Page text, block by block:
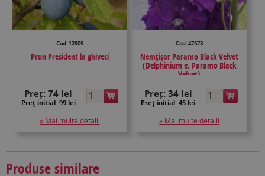
Cod: 12909
Prun President la ghiveci
Preț:74 lei
Preţ inițial: 99 lei
» Mai multe detalii
Cod: 47673
Nemţişor Paramo Black Velvet
(Delphinium e. Paramo Black
Velvet)
Preț: 34 lei
Preţ inițial: 45 lei
» Mai multe detalii
Produse similare